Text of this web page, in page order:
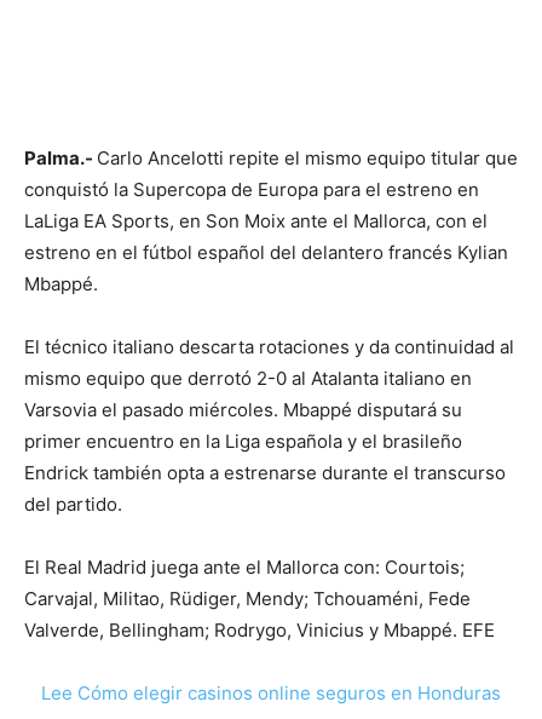
Palma.- Carlo Ancelotti repite el mismo equipo titular que
conquistó la Supercopa de Europa para el estreno en
LaLiga EA Sports, en Son Moix ante el Mallorca, con el
estreno en el fútbol español del delantero francés Kylian
Mbappé.
El técnico italiano descarta rotaciones y da continuidad al
mismo equipo que derrotó 2-0 al Atalanta italiano en
Varsovia el pasado miércoles. Mbappé disputará su
primer encuentro en la Liga española y el brasileño
Endrick también opta a estrenarse durante el transcurso
del partido.
El Real Madrid juega ante el Mallorca con: Courtois;
Carvajal, Militao, Rüdiger, Mendy; Tchouaméni, Fede
Valverde, Bellingham; Rodrygo, Vinicius y Mbappé. EFE
Lee Cómo elegir casinos online seguros en Honduras